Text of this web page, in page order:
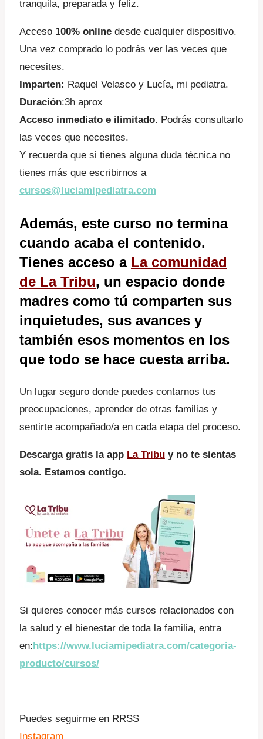
tranquila, preparada y feliz.
Acceso 100% online desde cualquier dispositivo.
Una vez comprado lo podrás ver las veces que
necesites.
Imparten: Raquel Velasco y Lucía, mi pediatra.
Duración:3h aprox
Acceso inmediato e ilimitado. Podrás consultarlo
las veces que necesites.
Y recuerda que si tienes alguna duda técnica no
tienes más que escribirnos a
cursos@luciamipediatra.com
Además, este curso no termina
cuando acaba el contenido.
Tienes acceso a La comunidad
de La Tribu, un espacio donde
madres como tú comparten sus
inquietudes, sus avances y
también esos momentos en los
que todo se hace cuesta arriba.
Un lugar seguro donde puedes contarnos tus
preocupaciones, aprender de otras familias y
sentirte acompañado/a en cada etapa del proceso.
Descarga gratis la app La Tribu y no te sientas
sola. Estamos contigo.
Si quieres conocer más cursos relacionados con
la salud y el bienestar de toda la familia, entra
en:https://www.luciamipediatra.com/categoria-
producto/cursos/
Puedes seguirme en RRSS
Instagram